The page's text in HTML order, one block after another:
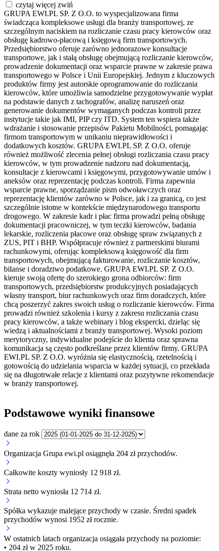
czytaj więcej zwiń
GRUPA EWI.PL SP. Z O.O. to wyspecjalizowana firma
świadcząca kompleksowe usługi dla branży transportowej, ze
szczególnym naciskiem na rozliczanie czasu pracy kierowców oraz
obsługę kadrowo-płacową i księgową firm transportowych.
Przedsiębiorstwo oferuje zarówno jednorazowe konsultacje
transportowe, jak i stałą obsługę obejmującą rozliczanie kierowców,
prowadzenie dokumentacji oraz wsparcie prawne w zakresie prawa
transportowego w Polsce i Unii Europejskiej. Jednym z kluczowych
produktów firmy jest autorskie oprogramowanie do rozliczania
kierowców, które umożliwia samodzielne przygotowywanie wypłat
na podstawie danych z tachografów, analizę naruszeń oraz
generowanie dokumentów wymaganych podczas kontroli przez
instytucje takie jak IMI, PIP czy ITD. System ten wspiera także
wdrażanie i stosowanie przepisów Pakietu Mobilności, pomagając
firmom transportowym w unikaniu nieprawidłowości i
dodatkowych kosztów. GRUPA EWI.PL SP. Z O.O. oferuje
również możliwość zlecenia pełnej obsługi rozliczania czasu pracy
kierowców, w tym prowadzenie nadzoru nad dokumentacją,
konsultacje z kierowcami i księgowymi, przygotowywanie umów i
aneksów oraz reprezentację podczas kontroli. Firma zapewnia
wsparcie prawne, sporządzanie pism odwoławczych oraz
reprezentację klientów zarówno w Polsce, jak i za granicą, co jest
szczególnie istotne w kontekście międzynarodowego transportu
drogowego. W zakresie kadr i płac firma prowadzi pełną obsługę
dokumentacji pracowniczej, w tym teczki kierowców, badania
lekarskie, rozliczenia płacowe oraz obsługę spraw związanych z
ZUS, PIT i BHP. Współpracuje również z partnerskimi biurami
rachunkowymi, oferując kompleksową księgowość dla firm
transportowych, obejmującą fakturowanie, rozliczanie kosztów,
bilanse i doradztwo podatkowe. GRUPA EWI.PL SP. Z O.O.
kieruje swoją ofertę do szerokiego grona odbiorców: firm
transportowych, przedsiębiorstw produkcyjnych posiadających
własny transport, biur rachunkowych oraz firm doradczych, które
chcą poszerzyć zakres swoich usług o rozliczanie kierowców. Firma
prowadzi również szkolenia i kursy z zakresu rozliczania czasu
pracy kierowców, a także webinary i blog ekspercki, dzieląc się
wiedzą i aktualnościami z branży transportowej. Wysoki poziom
merytoryczny, indywidualne podejście do klienta oraz sprawna
komunikacja są często podkreślane przez klientów firmy. GRUPA
EWI.PL SP. Z O.O. wyróżnia się elastycznością, rzetelnością i
gotowością do udzielania wsparcia w każdej sytuacji, co przekłada
się na długotrwałe relacje z klientami oraz pozytywne rekomendacje
w branży transportowej.
Podstawowe wyniki finansowe
dane za rok
Organizacja Grupa ewi.pl osiągnęła 204 zł przychodów.
Całkowite koszty wyniosły 12 918 zł.
Strata netto wyniosła 12 714 zł.
Spółka wykazuje malejące przychody w czasie. Średni spadek
przychodów wynosi 1952 zł rocznie.
W ostatnich latach organizacja osiągała przychody na poziomie:
• 204 zł w 2025 roku.